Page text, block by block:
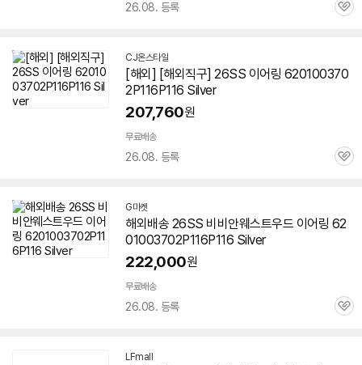
26.08. 등록
관
CJ온스타일
[해외] [해외직구] 26SS 이어링 620100370
2P116P116 Silver
207,760원
무료배송
26.08. 등록
관
G마켓
해외배송 26SS 비비안웨스트우드 이어링 62
01003702P116P116 Silver
222,000원
무료배송
26.08. 등록
관
LFmall